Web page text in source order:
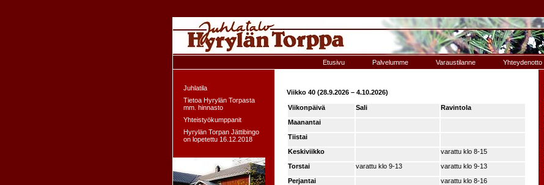
Etusivu Palvelumme Varaustilanne Yhteydenotto
Viikko 40 (28.9.2026 – 4.10.2026)
Viikonpäivä Sali
Ravintola
Maanantai
Tiistai
Keskiviikko
varattu klo 8-15
Torstai
varattu klo 9-13
varattu klo 9-13
Perjantai
varattu klo 8-16
Juhlatila
Tietoa Hyrylän Torpasta
mm. hinnasto
Yhteistyökumppanit
Hyrylän Torpan Jättibingo
on lopetettu 16.12.2018